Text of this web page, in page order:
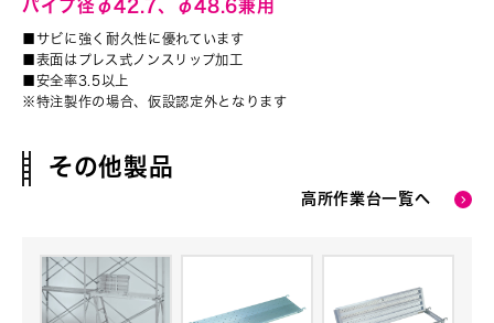
パイプ径φ42.7、φ48.6兼用
■サビに強く耐久性に優れています
■表面はプレス式ノンスリップ加工
■安全率3.5以上
※特注製作の場合、仮設認定外となります
その他製品
高所作業台一覧へ